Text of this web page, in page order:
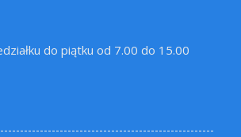
do piątku od 7.00 do 15.00